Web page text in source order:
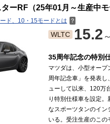
ーRF（25年01月～生産中
ド、10・15モードとは ？
WLTC 15.2 ～
35周年記念の特別
マツダは、小型オー
周年記念車」を発表
ューして以来、120万
り特別仕様車を設定
なスポーツタンのイン
いる。受注生産のこ